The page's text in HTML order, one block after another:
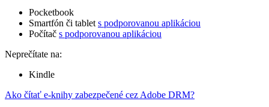
Pocketbook
Smartfón či tablet s podporovanou aplikáciou
Počítač s podporovanou aplikáciou
Neprečítate na:
Kindle
Ako čítať e-knihy zabezpečené cez Adobe DRM?